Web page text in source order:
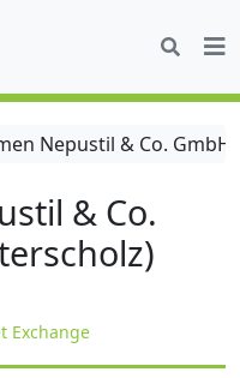
Nepustil & Co.
& Co.
Exchange